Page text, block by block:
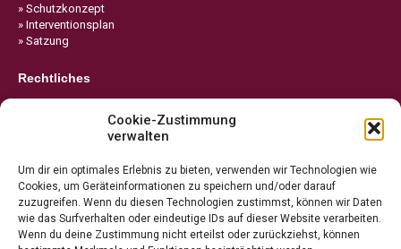
Cookie-Zustimmung
verwalten
Um dir ein optimales Erlebnis zu bieten, verwenden wir Technologien wie
Cookies, um Geräteinformationen zu speichern und/oder darauf
zuzugreifen. Wenn du diesen Technologien zustimmst, können wir Daten
wie das Surfverhalten oder eindeutige IDs auf dieser Website verarbeiten.
Wenn du deine Zustimmung nicht erteilst oder zurückziehst, können
» Schutzkonzept
» Interventionsplan
» Satzung
Rechtliches
» Cookie-Richtlinie